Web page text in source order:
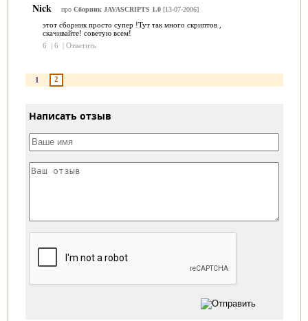
Nick про Сборник JAVASCRIPTS 1.0[13-07-2006]
этот сборник просто супер !Тут так много скриптов ,
скачивайте! советую всем!
6
| 6 | Ответить
1 2
Написать отзыв